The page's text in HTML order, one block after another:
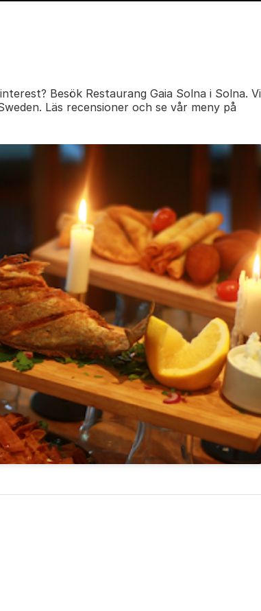
Besök Restaurang Gaia Solna i Solna. Vi
Läs recensioner och se vår meny på